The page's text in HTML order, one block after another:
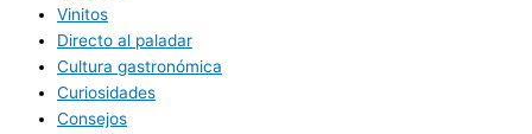
Vinitos
Directo al paladar
Cultura gastronómica
Curiosidades
Consejos